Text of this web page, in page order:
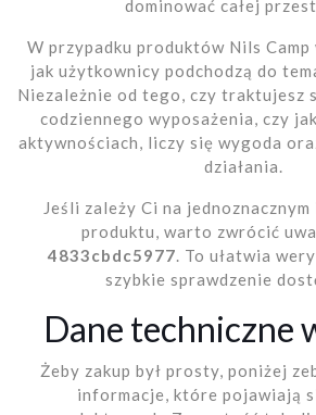
dominować całej
W przypadku produktów Nils
jak użytkownicy podchodzą do
Niezależnie od tego, czy traktujesz
codziennego wyposażenia, czy
aktywnościach, liczy się wygoda
działania.
Jeśli zależy Ci na
produktu, warto zwrócić
4833cbdc5977. To ułatwia
szybkie sprawdzenie
Dane techniczne
Żeby zakup był prosty, poniżej
informacje, które pojawiają